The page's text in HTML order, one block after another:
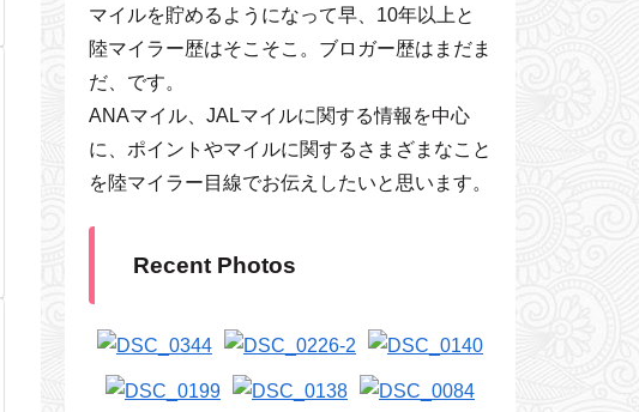
マイルを貯めるようになって早、10年以上と
陸マイラー歴はそこそこ。ブロガー歴はまだま
だ、です。
ANAマイル、JALマイルに関する情報を中心
に、ポイントやマイルに関するさまざまなこと
を陸マイラー目線でお伝えしたいと思います。
Recent Photos